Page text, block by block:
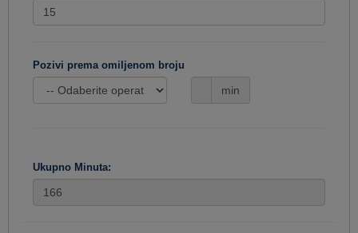
Pozivi prema omiljenom broju
min
Ukupno Minuta: